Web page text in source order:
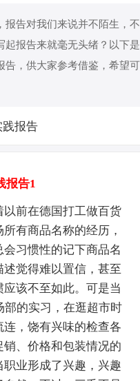
告对我们来说并不陌生，不
起报告来就毫无头绪？以下是
告，供大家参考借鉴，希望可
报告1
前在德国打工做百货
有商品名称的经历，
习惯性的记下商品名
觉得难以置信，甚至
该不至如此。可是当
的实习，在逛超市时
，饶有兴味的检查各
、价格和包装情况的
业形成了兴趣，兴趣